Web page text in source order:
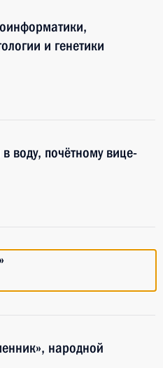
и генетики
воду, почётному вице-
народной